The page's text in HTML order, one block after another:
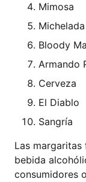
Mimosa
Michelada
Bloody
Armando
Cerveza
El Diablo
Sangría
Las
bebida
consumidores